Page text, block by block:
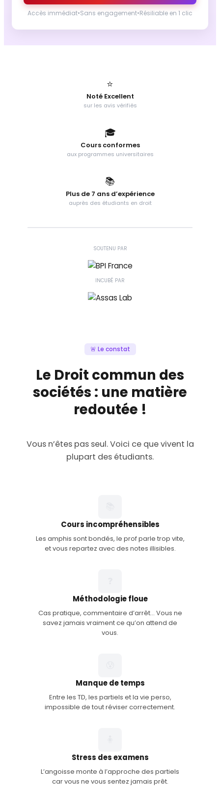
Accès immédiat•Sans engagement•Résiliable en 1 clic
⭐
Noté Excellent
sur les avis vérifiés
🎓
Cours conformes
aux programmes universitaires
📚
Plus de 7 ans d’expérience
auprès des étudiants en droit
SOUTENU PAR
INCUBÉ PAR
🚨 Le constat
Le Droit commun des
sociétés : une matière
redoutée !
Vous n’êtes pas seul. Voici ce que vivent la
plupart des étudiants.
Cours incompréhensibles
Les amphis sont bondés, le prof parle trop vite,
et vous repartez avec des notes illisibles.
Méthodologie floue
Cas pratique, commentaire d’arrêt… Vous ne
savez jamais vraiment ce qu’on attend de
vous.
Manque de temps
Entre les TD, les partiels et la vie perso,
impossible de tout réviser correctement.
Stress des examens
L’angoisse monte à l’approche des partiels
car vous ne vous sentez jamais prêt.